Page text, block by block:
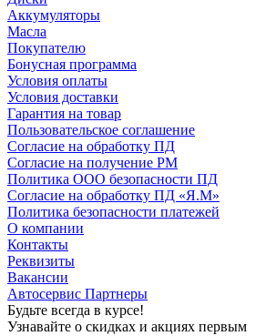
Аккумуляторы
Масла
Покупателю
Бонусная программа
Условия оплаты
Условия доставки
Гарантия на товар
Пользовательское соглашение
Согласие на обработку ПД
Согласие на получение РМ
Политика ООО безопасности ПД
Согласие на обработку ПД «Я.М»
Политика безопасности платежей
О компании
Контакты
Реквизиты
Вакансии
Автосервис Партнеры
Будьте всегда в курсе!
Узнавайте о скидках и акциях первым